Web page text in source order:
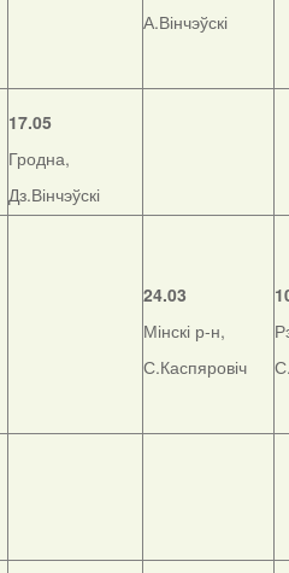
А.Вінчэўскі
17.05
Гродна,
Дз.Вінчэўскі
24.03
Мінскі р-н,
С.Каспяровіч